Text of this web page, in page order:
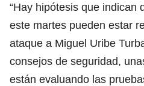
“Hay hipótesis que indican
este martes pueden estar
ataque a Miguel Uribe
consejos de seguridad,
están evaluando las